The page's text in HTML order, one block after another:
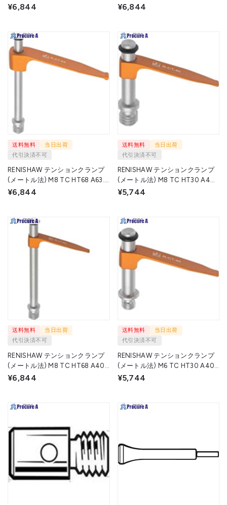
STTC HT25 A40 B7.5 C4 R-
¥6,844
B13 C5 R-CT-64-70-6 1個
¥6,844
送料無料
当日出荷
代引決済不可
RENISHAW テンションクランプ
(メートル法) M8 TC HT68 A63.5
B13 C5 R-CT-64-70-8 1個
¥6,844
送料無料
当日出荷
代引決済不可
RENISHAW テンションクランプ
(メートル法) M8 TC HT30 A40
B7.6 C4 R-CT-40-30-8 1個
¥5,744
送料無料
当日出荷
代引決済不可
RENISHAW テンションクランプ
(メートル法) M8 TC HT68 A40
B7.6 C4 R-CT-40-70-8 1個
¥6,844
送料無料
当日出荷
代引決済不可
RENISHAW テンションクランプ
(メートル法) M6 TC HT30 A40
B7.6 C4 R-CT-40-30-6 1個
¥5,744